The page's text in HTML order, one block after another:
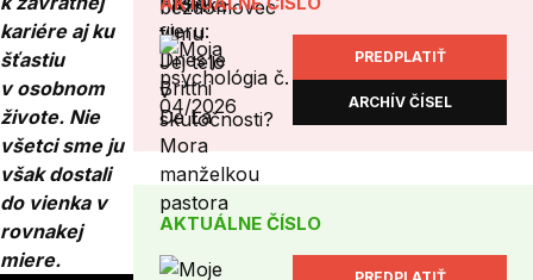
kariére aj ku
šťastiu
v osobnom
živote. Nie
všetci sme ju
však dostali
do vienka v
rovnakej
miere.
PREDPLATIŤ
ARCHÍV ČÍSEL
AKTUÁLNE ČÍSLO